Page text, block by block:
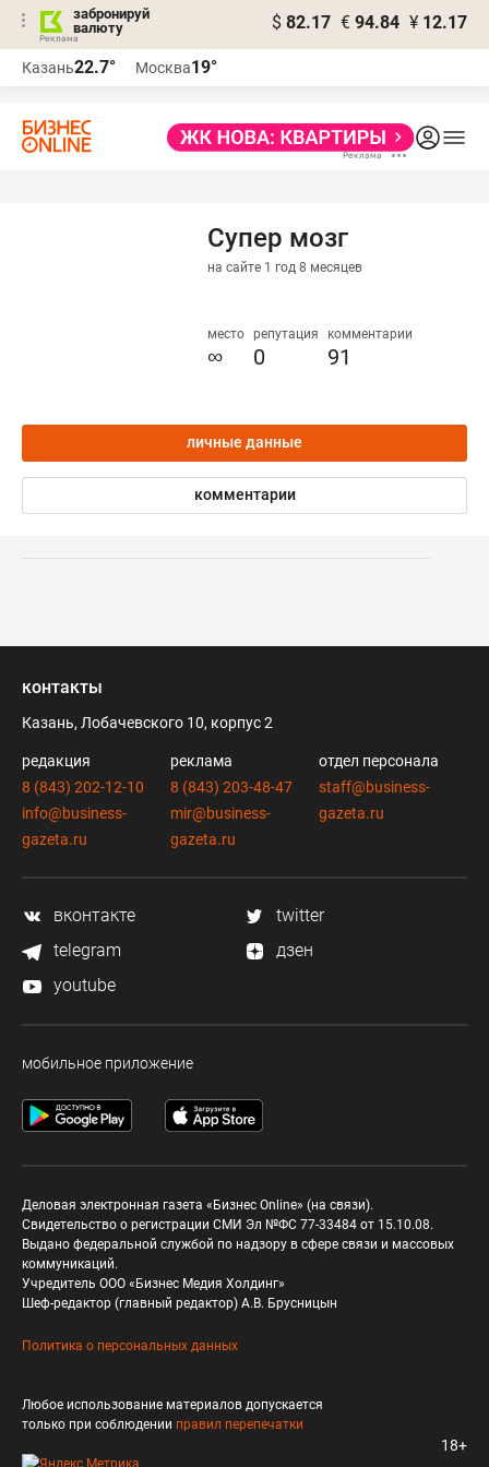
забронируй
валюту
$ 82.17 € 94.84 ¥ 12.17
Казань22.7° Москва19°
Супер мозг
на сайте 1 год 8 месяцев
место
∞
репутация
0
комментарии
91
личные данные
комментарии
контакты
Казань, Лобачевского 10, корпус 2
редакция
8 (843) 202-12-10
info@business-
gazeta.ru
реклама
8 (843) 203-48-47
mir@business-
gazeta.ru
отдел персонала
staff@business-
gazeta.ru
вконтакте
twitter
telegram
дзен
youtube
мобильное приложение
Деловая электронная газета «Бизнес Online» (на связи).
Свидетельство о регистрации СМИ Эл №ФС 77-33484 от 15.10.08.
Выдано федеральной службой по надзору в сфере связи и массовых
коммуникаций.
Учредитель ООО «Бизнес Медия Холдинг»
Шеф-редактор (главный редактор) А.В. Брусницын
Политика о персональных данных
Любое использование материалов допускается
только при соблюдении правил перепечатки
18+